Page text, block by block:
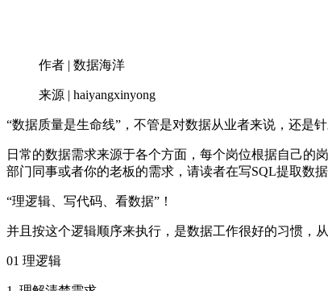
作者 | 数据海洋
来源 | haiyangxinyong
“数据质量是生命线”，不管是对数据从业者来说，还是
日常的数据需求来源于各个方面，每个岗位根据自己的
部门同事或者你的老板的需求，请读者在写SQL提取数据
“理逻辑、写代码、看数据”！
并且按这个逻辑顺序来执行，是数据工作很好的习惯，
01 理逻辑